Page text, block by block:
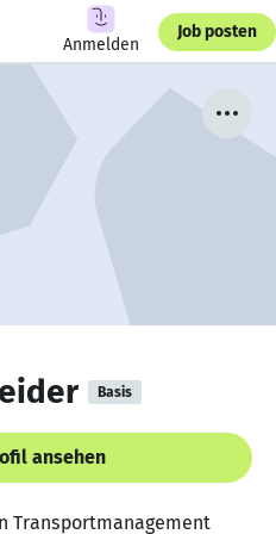
Anmelden
Job posten
Basis
ansehen
Transportmanagement